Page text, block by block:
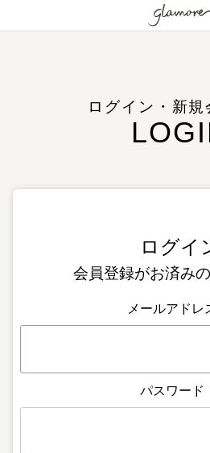
ログイン・新規
会員登録がお済み
メールアドレ
パスワード